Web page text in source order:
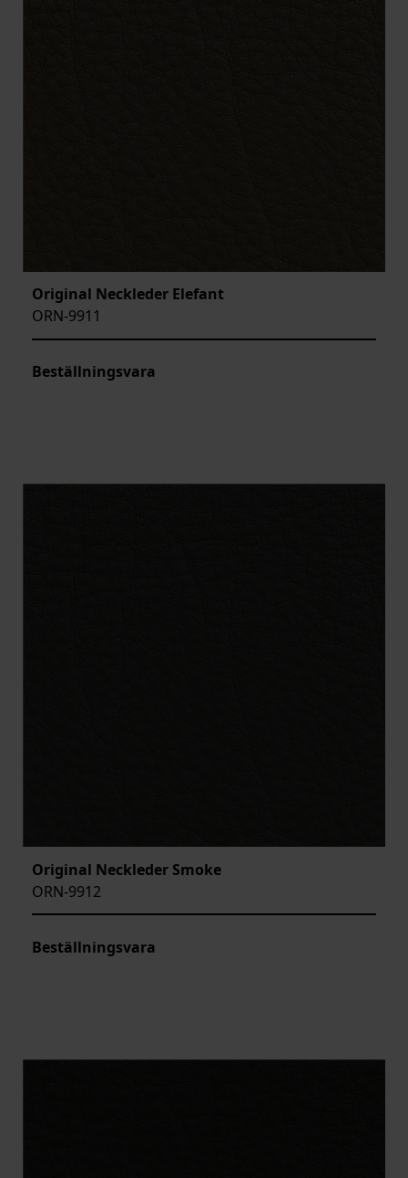
Original Neckleder Elefant
ORN-9911
Beställningsvara
Original Neckleder Smoke
ORN-9912
Beställningsvara